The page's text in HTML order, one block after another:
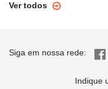
Ver todos
Siga em nossa rede:
Indique